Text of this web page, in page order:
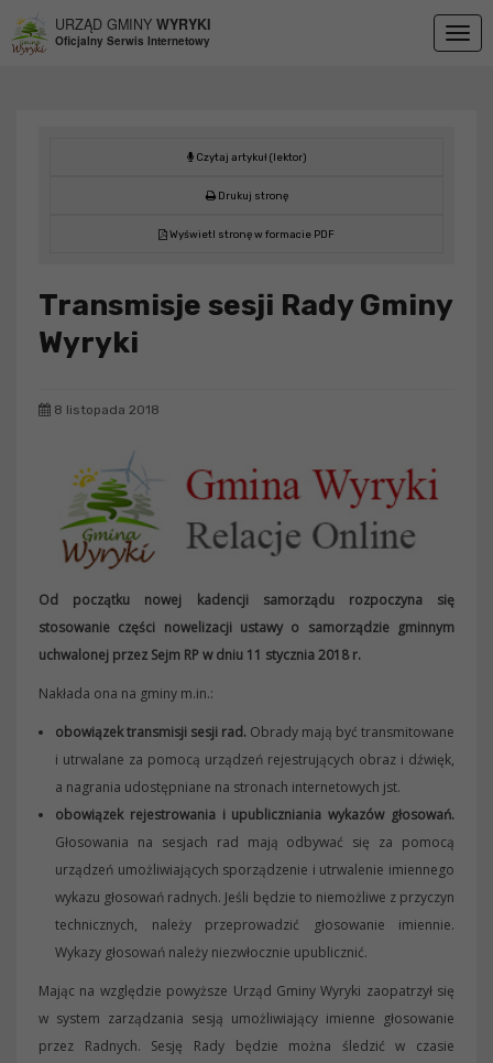
URZĄD GMINY WYRYKI
Oficjalny Serwis Internetowy
Czytaj artykuł (lektor)
Drukuj stronę
Wyświetl stronę w formacie PDF
Transmisje sesji Rady Gminy
Wyryki
8 listopada 2018
Od początku nowej kadencji samorządu rozpoczyna się
stosowanie części nowelizacji ustawy o samorządzie gminnym
uchwalonej przez Sejm RP w dniu 11 stycznia 2018 r.
Nakłada ona na gminy m.in.:
obowiązek transmisji sesji rad. Obrady mają być transmitowane
i utrwalane za pomocą urządzeń rejestrujących obraz i dźwięk,
a nagrania udostępniane na stronach internetowych jst.
obowiązek rejestrowania i upubliczniania wykazów głosowań.
Głosowania na sesjach rad mają odbywać się za pomocą
urządzeń umożliwiających sporządzenie i utrwalenie imiennego
wykazu głosowań radnych. Jeśli będzie to niemożliwe z przyczyn
technicznych, należy przeprowadzić głosowanie imiennie.
Wykazy głosowań należy niezwłocznie upublicznić.
Mając na względzie powyższe Urząd Gminy Wyryki zaopatrzył się
w system zarządzania sesją umożliwiający imienne głosowanie
przez Radnych. Sesję Rady będzie można śledzić w czasie